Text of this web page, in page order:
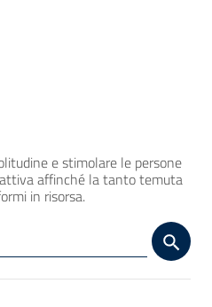
e stimolare le persone
affinché la tanto temuta
in risorsa.